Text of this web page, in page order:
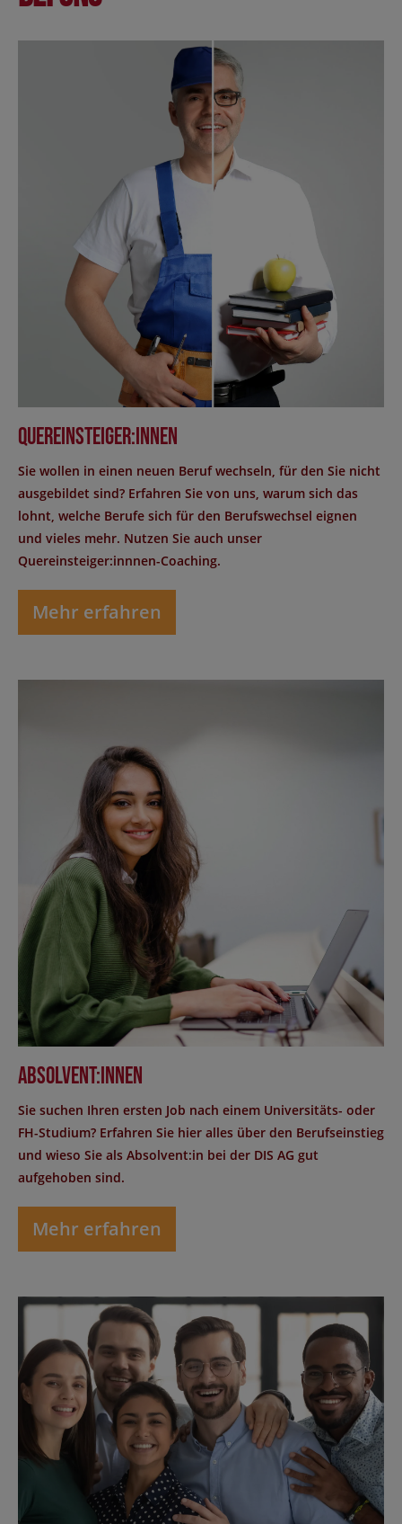
Quereinsteiger:innen
Sie wollen in einen neuen Beruf wechseln, für den Sie nicht
ausgebildet sind? Erfahren Sie von uns, warum sich das
lohnt, welche Berufe sich für den Berufswechsel eignen
und vieles mehr. Nutzen Sie auch unser
Quereinsteiger:innnen-Coaching.
Mehr erfahren
Absolvent:innen
Sie suchen Ihren ersten Job nach einem Universitäts- oder
FH-Studium? Erfahren Sie hier alles über den Berufseinstieg
und wieso Sie als Absolvent:in bei der DIS AG gut
aufgehoben sind.
Mehr erfahren